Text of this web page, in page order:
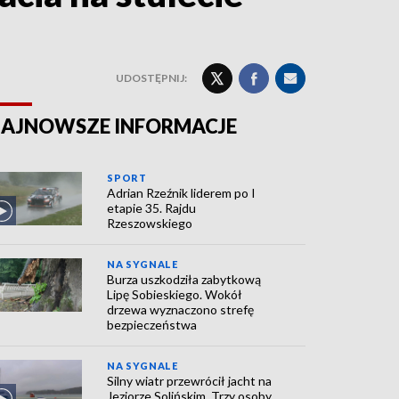
UDOSTĘPNIJ:
INFORMACJE
SPORT
Adrian Rzeźnik liderem po I
etapie 35. Rajdu
Rzeszowskiego
NA SYGNALE
Burza uszkodziła zabytkową
Lipę Sobieskiego. Wokół
drzewa wyznaczono strefę
bezpieczeństwa
NA SYGNALE
Silny wiatr przewrócił jacht na
Jeziorze Solińskim. Trzy osoby